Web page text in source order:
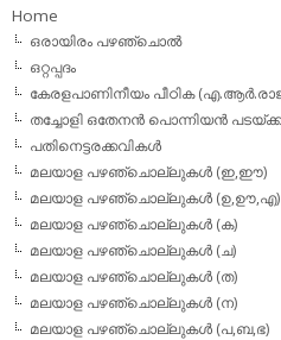
Home
ഒരായിരം പഴഞ്ചൊല്‍
ഒറ്റപ്പദം
കേരളപാണിനീയം പീഠിക
തച്ചോളി ഒതേനൻ പൊന്നിയൻ
പതിനെട്ടരക്കവികള്‍
മലയാള പഴഞ്ചൊല്ലുകള്‍ (ഇ,ഈ)
മലയാള പഴഞ്ചൊല്ലുകള്‍ (ഉ,ഊ,എ)
മലയാള പഴഞ്ചൊല്ലുകള്‍ (ക)
മലയാള പഴഞ്ചൊല്ലുകള്‍ (ച)
മലയാള പഴഞ്ചൊല്ലുകള്‍ (ത)
മലയാള പഴഞ്ചൊല്ലുകള്‍ (ന)
മലയാള പഴഞ്ചൊല്ലുകള്‍ (പ,ബ,ഭ)